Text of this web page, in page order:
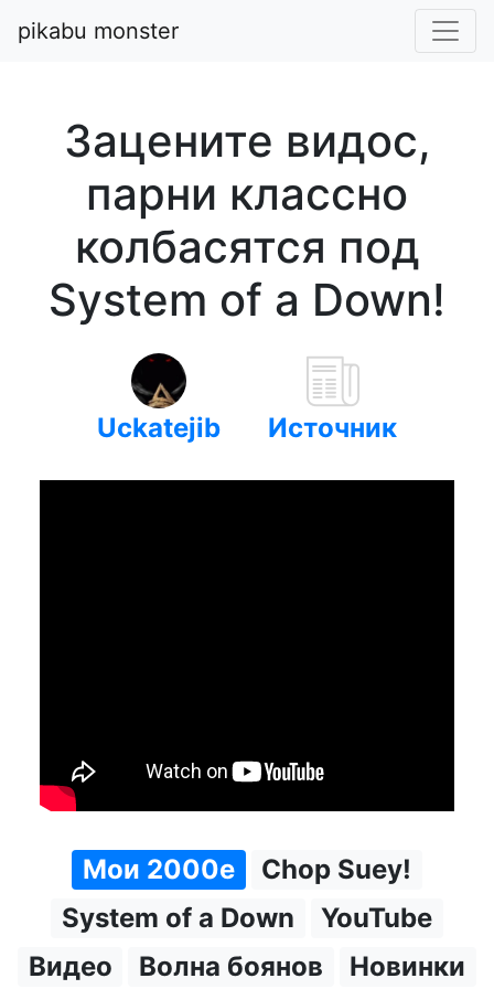
pikabu monster
Зацените видос,
парни классно
колбасятся под
System of a Down!
Uckatejib Источник
Мои 2000е
Chop Suey!
System of a Down
YouTube
Видео
Волна боянов Новинки